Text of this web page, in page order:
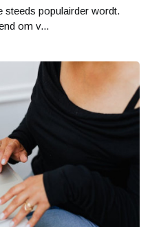
steeds populairder wordt.
om v...